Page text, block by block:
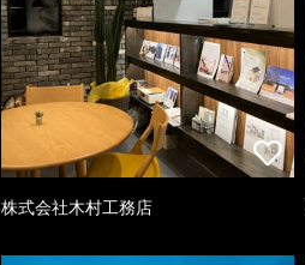
株式会社木村工務店